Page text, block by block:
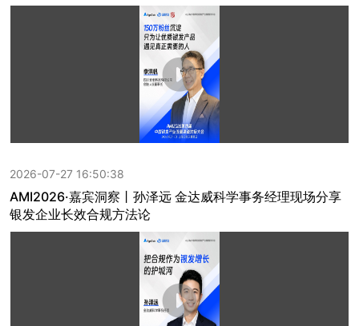
2026-07-27 16:50:38
AMI2026·嘉宾洞察丨孙泽远 金达威科学事务经理现场分享
银发企业长效合规方法论